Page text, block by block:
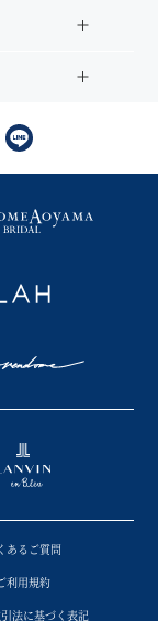
あるご質問
利用規約
法に基づく表記